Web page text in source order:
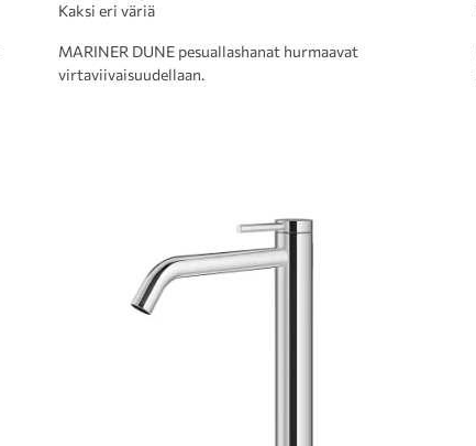
Kaksi eri väriä
MARINER DUNE pesuallashanat hurmaavat
virtaviivaisuudellaan.